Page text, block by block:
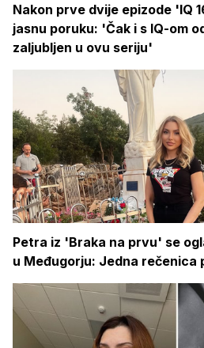
Nakon prve dvije epizode 'IQ
jasnu poruku: 'Čak i s IQ-om
zaljubljen u ovu seriju'
Petra iz 'Braka na prvu' se
u Međugorju: Jedna rečenica